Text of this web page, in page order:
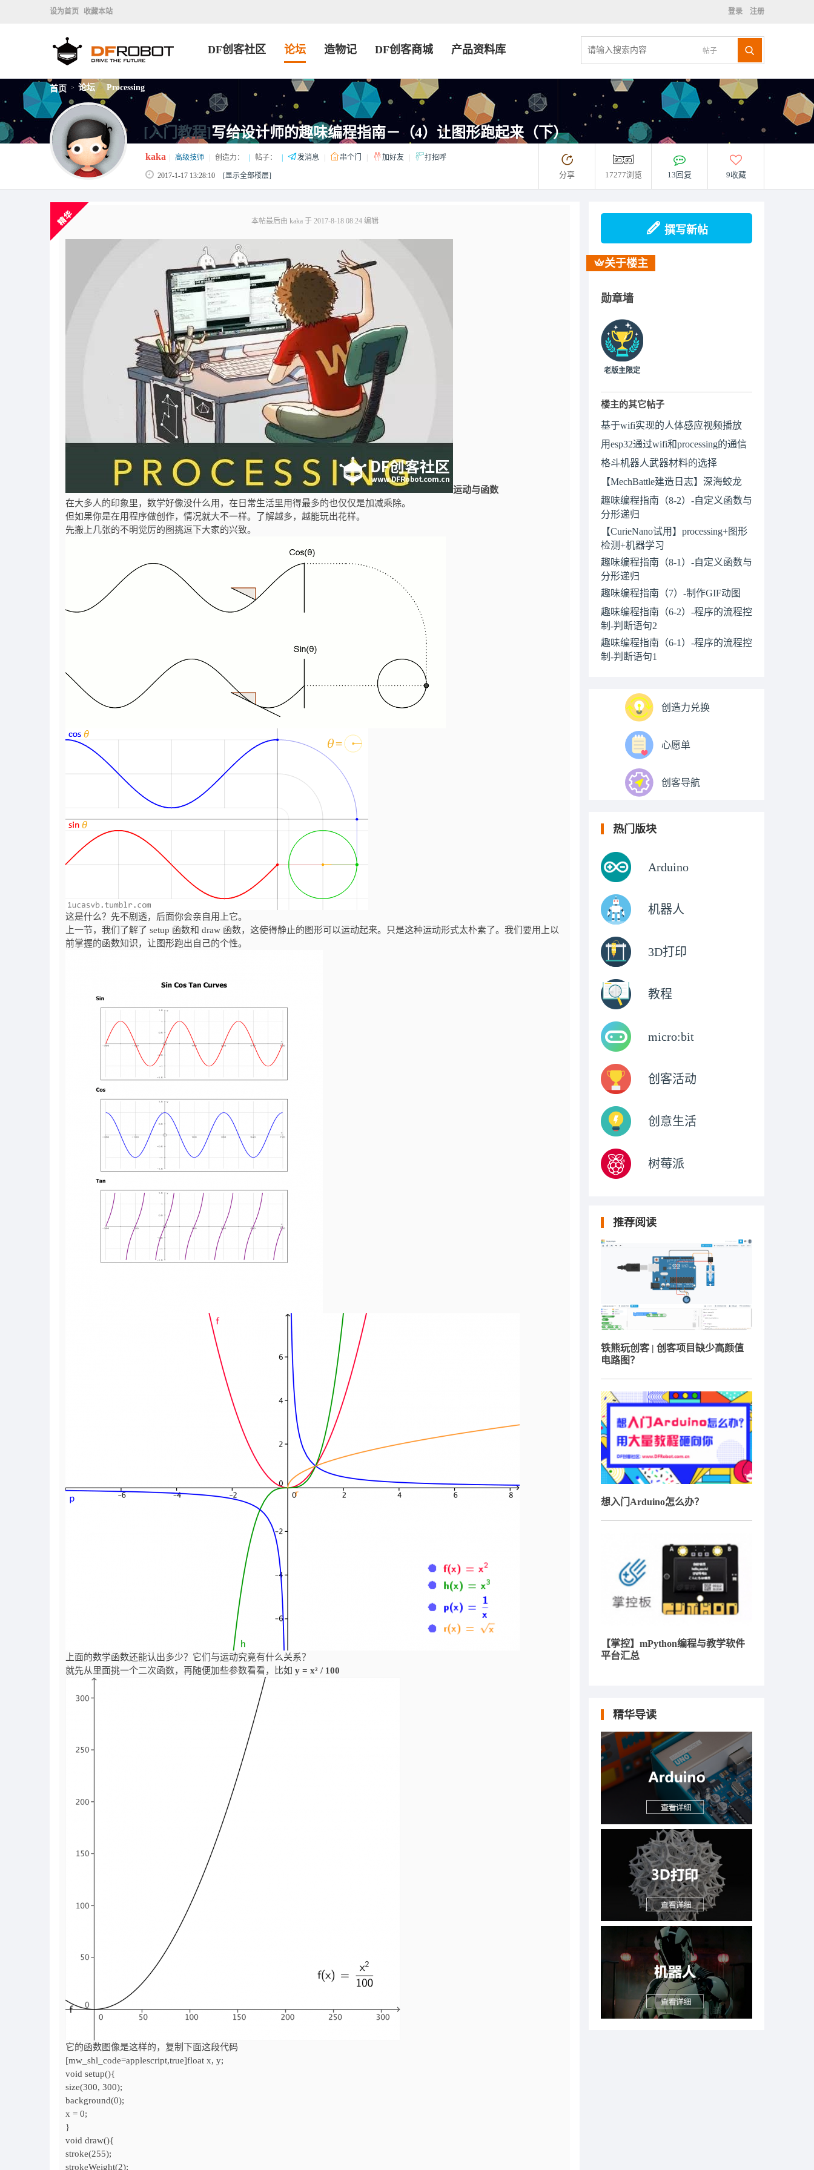
设为首页 收藏本站 登录 注册
帖子
DF创客社区 论坛 造物记 DF创客商城 产品资料库
首页 > 论坛 > Processing
[入门教程]写给设计师的趣味编程指南－（4）​让图形跑起来（下）
kaka 高级技师 创造力： 帖子： 发消息 串个门 加好友 打招呼
2017-1-17 13:28:10 [显示全部楼层] 分享 17277浏览 13回复 9收藏
本帖最后由 kaka 于 2017-8-18 08:24 编辑
运动与函数
在大多人的印象里，数学好像没什么用，在日常生活里用得最多的也仅仅是加减乘除。
但如果你是在用程序做创作，情况就大不一样。了解越多，越能玩出花样。
先搬上几张的不明觉厉的图挑逗下大家的兴致。
这是什么？先不剧透，后面你会亲自用上它。
上一节，我们了解了 setup 函数和 draw 函数，这使得静止的图形可以运动起来。只是这种运动形式太朴素了。我们要用上以
前掌握的函数知识，让图形跑出自己的个性。
上面的数学函数还能认出多少？它们与运动究竟有什么关系？
就先从里面挑一个二次函数，再随便加些参数看看，比如 y = x² / 100
它的函数图像是这样的，复制下面这段代码
[mw_shl_code=applescript,true]float x, y;
void setup(){
size(300, 300);
background(0);
x = 0;
}
void draw(){
stroke(255);
strokeWeight(2);
撰写新帖
关于楼主
勋章墙
老版主限定
楼主的其它帖子
基于wifi实现的人体感应视频播放
用esp32通过wifi和processing的通信
格斗机器人武器材料的选择
【MechBattle建造日志】深海蛟龙
趣味编程指南（8-2）-自定义函数与
分形递归
【CurieNano试用】processing+图形
检测+机器学习
趣味编程指南（8-1）-自定义函数与
分形递归
趣味编程指南（7）-制作GIF动图
趣味编程指南（6-2）-程序的流程控
制-判断语句2
趣味编程指南（6-1）-程序的流程控
制-判断语句1
创造力兑换
心愿单
创客导航
热门版块
Arduino
机器人
3D打印
教程
micro:bit
创客活动
创意生活
树莓派
推荐阅读
铁熊玩创客 | 创客项目缺少高颜值
电路图？
想入门Arduino怎么办？
【掌控】mPython编程与教学软件
平台汇总
精华导读